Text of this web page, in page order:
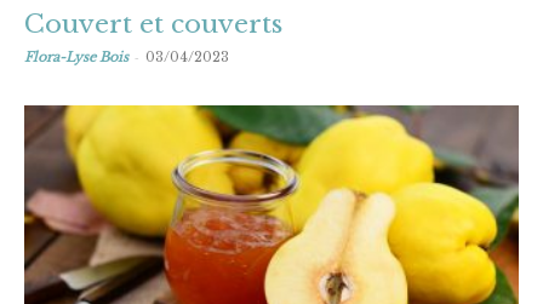
Couvert et couverts
Flora-Lyse Bois - 03/04/2023